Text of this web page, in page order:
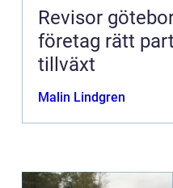
Revisor göteborg så
företag rätt
tillväxt
Malin Lindgren